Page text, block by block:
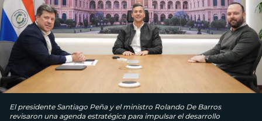
El presidente Santiago Peña y el ministro Rolando De Barros
revisaron una agenda estratégica para impulsar el desarrollo